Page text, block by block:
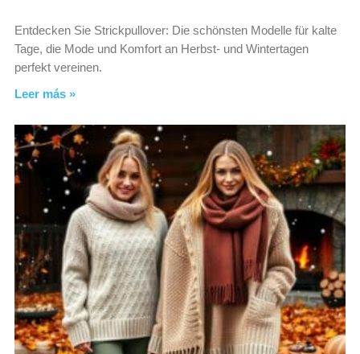
Entdecken Sie Strickpullover: Die schönsten Modelle für kalte
Tage, die Mode und Komfort an Herbst- und Wintertagen
perfekt vereinen.
Leer más »